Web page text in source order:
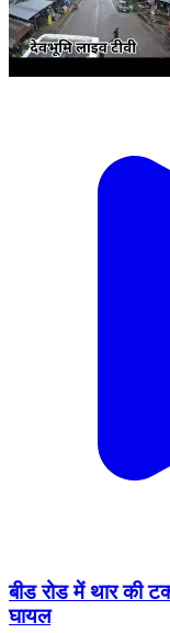
बीड रोड में थार की
घायल